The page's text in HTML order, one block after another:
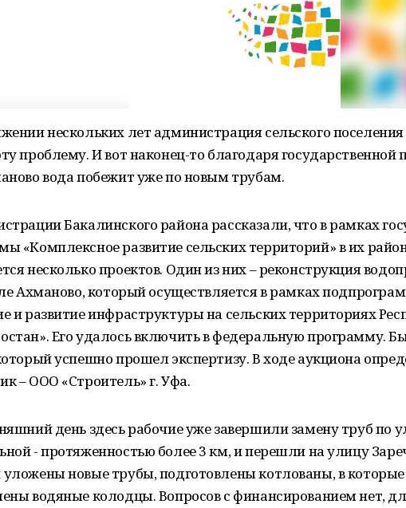
нескольких лет администрация сельского
проблему. И вот наконец-то благодаря государственной
вода побежит уже по новым трубам.
Бакалинского района рассказали, что в рамках
«Комплексное развитие сельских территорий» в их
несколько проектов. Один из них – реконструкция
Ахманово, который осуществляется в рамках
и развитие инфраструктуры на сельских территориях
Его удалось включить в федеральную программу.
успешно прошел экспертизу. В ходе аукциона
– ООО «Строитель» г. Уфа.
день здесь рабочие уже завершили замену труб по
- протяженностью более 3 км, и перешли на улицу
новые трубы, подготовлены котлованы, в
водяные колодцы. Вопросов с финансированием нет,